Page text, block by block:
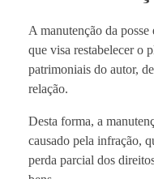
A manutenção da posse
que visa restabelecer o
patrimoniais do autor,
relação.
Desta forma, a
causado pela infração,
perda parcial dos